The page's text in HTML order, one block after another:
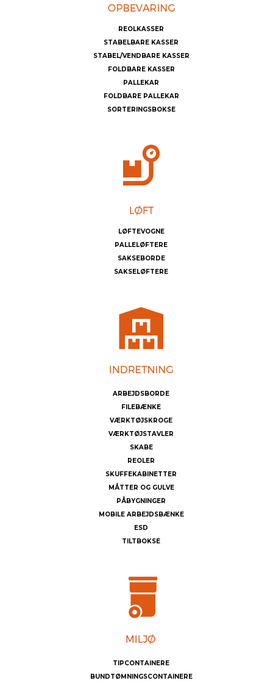
REOLKASSER
STABELBARE KASSER
STABEL/VENDBARE KASSER
FOLDBARE KASSER
PALLEKAR
FOLDBARE PALLEKAR
SORTERINGSBOKSE
LØFTEVOGNE
PALLELØFTERE
SAKSEBORDE
SAKSELØFTERE
ARBEJDSBORDE
FILEBÆNKE
VÆRKTØJSKROGE
VÆRKTØJSTAVLER
SKABE
REOLER
SKUFFEKABINETTER
MÅTTER OG GULVE
PÅBYGNINGER
MOBILE ARBEJDSBÆNKE
ESD
TILTBOKSE
TIPCONTAINERE
BUNDTØMNINGSCONTAINERE